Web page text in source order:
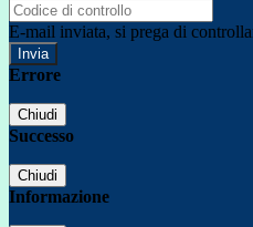
E-mail inviata, si prega di
Errore
Chiudi
Successo
Chiudi
Informazione